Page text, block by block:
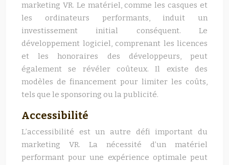
marketing VR. Le matériel, comme les casques et
les ordinateurs performants, induit un
investissement initial conséquent. Le
développement logiciel, comprenant les licences
et les honoraires des développeurs, peut
également se révéler coûteux. Il existe des
modèles de financement pour limiter les coûts,
tels que le sponsoring ou la publicité.
Accessibilité
L’accessibilité est un autre défi important du
marketing VR. La nécessité d’un matériel
performant pour une expérience optimale peut